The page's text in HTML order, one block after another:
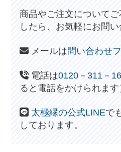
商品やご注文について
したら、お気軽にお問い
メールは問い合わせ
電話は0120－311－
ると電話をかけられます
太極縁の公式LINEで
しております。